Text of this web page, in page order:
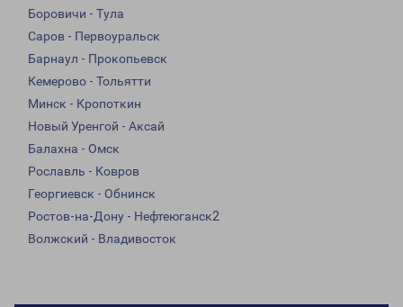
Боровичи - Тула
Саров - Первоуральск
Барнаул - Прокопьевск
Кемерово - Тольятти
Минск - Кропоткин
Новый Уренгой - Аксай
Балахна - Омск
Рославль - Ковров
Георгиевск - Обнинск
Ростов-на-Дону - Нефтеюганск2
Волжский - Владивосток